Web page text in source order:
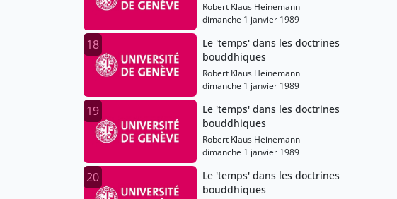
Robert Klaus Heinemann
dimanche 1 janvier 1989
18
Le 'temps' dans les doctrines
bouddhiques
Robert Klaus Heinemann
dimanche 1 janvier 1989
19
Le 'temps' dans les doctrines
bouddhiques
Robert Klaus Heinemann
dimanche 1 janvier 1989
20
Le 'temps' dans les doctrines
bouddhiques